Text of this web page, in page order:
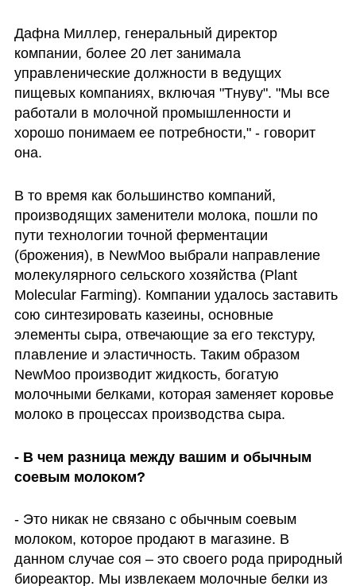
Дафна Миллер, генеральный директор
компании, более 20 лет занимала
управленические должности в ведущих
пищевых компаниях, включая "Тнуву". "Мы все
работали в молочной промышленности и
хорошо понимаем ее потребности," - говорит
она.
В то время как большинство компаний,
производящих заменители молока, пошли по
пути технологии точной ферментации
(брожения), в NewMoo выбрали направление
молекулярного сельского хозяйства (Plant
Molecular Farming). Компании удалось заставить
сою синтезировать казеины, основные
элементы сыра, отвечающие за его текстуру,
плавление и эластичность. Таким образом
NewMoo производит жидкость, богатую
молочными белками, которая заменяет коровье
молоко в процессах производства сыра.
- В чем разница между вашим и обычным
соевым молоком?
- Это никак не связано с обычным соевым
молоком, которое продают в магазине. В
данном случае соя – это своего рода природный
биореактор. Мы извлекаем молочные белки из